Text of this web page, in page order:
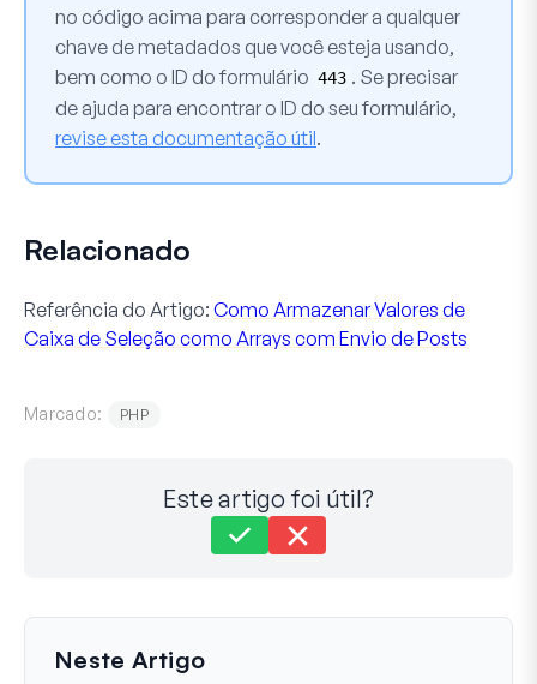
no código acima para corresponder a qualquer
chave de metadados que você esteja usando,
bem como o ID do formulário 443 . Se precisar
de ajuda para encontrar o ID do seu formulário,
revise esta documentação útil.
Relacionado
Referência do Artigo: Como Armazenar Valores de
Caixa de Seleção como Arrays com Envio de Posts
Marcado: PHP
Este artigo foi útil?
Última Atualização em 14 de dez de 2023
Neste Artigo